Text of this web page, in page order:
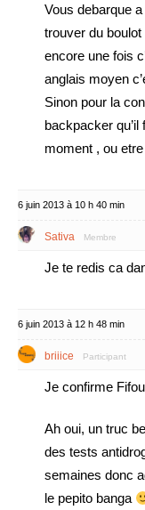
Vous debarque
trouver du
encore une fois
anglais moyen
Sinon pour la
backpacker
moment , ou
6 juin 2013 à 10 h 40 min
Sativa Membre
Je te redis ca
6 juin 2013 à 12 h 48 min
briiice Participant
Je confirme
Ah oui, un truc
des tests
semaines donc
le pepito banga